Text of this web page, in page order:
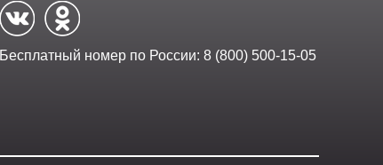
Бесплатный номер по России: 8 (800) 500-15-05